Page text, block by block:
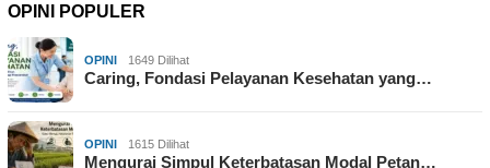
OPINI POPULER
OPINI 1649 Dilihat
Caring, Fondasi Pelayanan Kesehatan yang…
OPINI 1615 Dilihat
Mengurai Simpul Keterbatasan Modal Petan…